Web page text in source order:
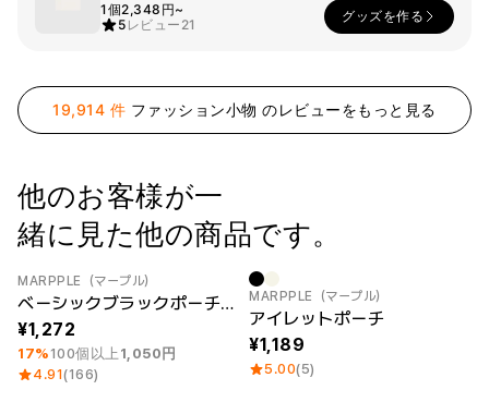
1個2,348円~
5 レビュー 21
グッズを作る
19,914 件 ファッション小物 のレビューをもっと見る
他のお客様が一
緒に見た他の商品です。
最小注文数量 1個
MARPPLE（マープル）
ベーシックブラックポーチ（M）
1,272
17% 100個以上 1,050円
4.91(166)
New
MARPPLE（マープル）
アイレットポーチ
1,189
5.00(5)
ログイン
1：1お問い合わせ
ー
サービス紹介
袖タイプ
長袖
人気ブランド
綿
ポリエステル
綿/ポリエステル
ナイロン
団体Tシャツ
レビューBEST